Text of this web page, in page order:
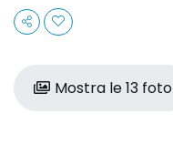
Mostra le 13 foto